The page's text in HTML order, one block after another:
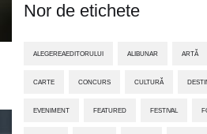
Nor de etichete
ALEGEREAEDITORULUI ALIBUNAR ARTĂ
CARTE CONCURS CULTURĂ
EVENIMENT FEATURED FESTIVAL